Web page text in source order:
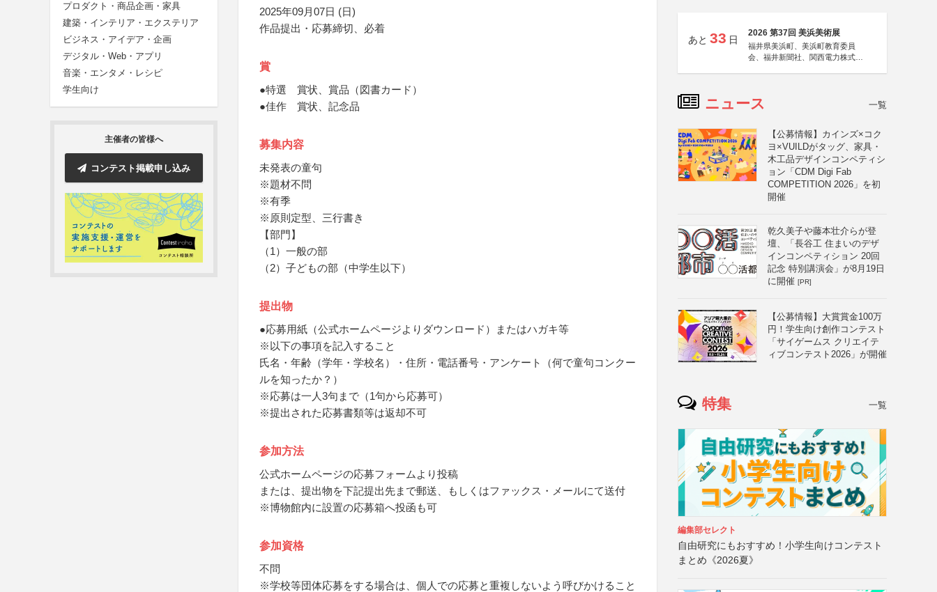
プロダクト・商品企画・家具
建築・インテリア・エクステリア
ビジネス・アイデア・企画
デジタル・Web・アプリ
音楽・エンタメ・レシピ
学生向け
主催者の皆様へ
コンテスト掲載申し込み
2025年09月07日 (日)
作品提出・応募締切、必着
賞
●特選 賞状、賞品（図書カード）
●佳作 賞状、記念品
募集内容
未発表の童句
※題材不問
※有季
※原則定型、三行書き
【部門】
（1）一般の部
（2）子どもの部（中学生以下）
提出物
●応募用紙（公式ホームページよりダウンロード）またはハガキ等
※以下の事項を記入すること
氏名・年齢（学年・学校名）・住所・電話番号・アンケート（何で童句コンクー
ルを知ったか？）
※応募は一人3句まで（1句から応募可）
※提出された応募書類等は返却不可
参加方法
公式ホームページの応募フォームより投稿
または、提出物を下記提出先まで郵送、もしくはファックス・メールにて送付
※博物館内に設置の応募箱へ投函も可
参加資格
不問
※学校等団体応募をする場合は、個人での応募と重複しないよう呼びかけること
あと 33 日
2026 第37回 美浜美術展
福井県美浜町、美浜町教育委員
会、福井新聞社、関西電力株式会
ニュース 一覧
【公募情報】カインズ×コク
ヨ×VUILDがタッグ、家具・
木工品デザインコンペティシ
ョン「CDM Digi Fab
COMPETITION 2026」を初
開催
乾久美子や藤本壮介らが登
壇、「長谷工 住まいのデザ
インコンペティション 20回
記念 特別講演会」が8月19日
に開催 [PR]
【公募情報】大賞賞金100万
円！学生向け創作コンテスト
「サイゲームス クリエイテ
ィブコンテスト2026」が開催
特集 一覧
編集部セレクト
自由研究にもおすすめ！小学生向けコンテスト
まとめ《2026夏》